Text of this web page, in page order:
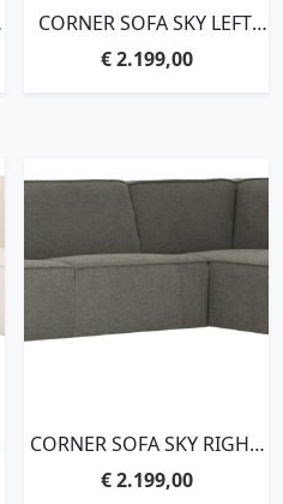
CORNER SOFA SKY LEFT,
TEDDY OLIVE,78X265X197
CM, LEFT, OLIVE
€2.199,00
CORNER SOFA SKY RIGHT,
TEDDY OLIVE,78X265X197
CM, RIGHT, OLIVE
€2.199,00